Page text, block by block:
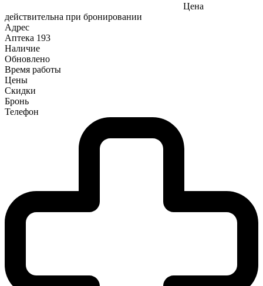
Цена
действительна при бронировании
Адрес
Аптека 193
Наличие
Обновлено
Время работы
Цены
Скидки
Бронь
Телефон